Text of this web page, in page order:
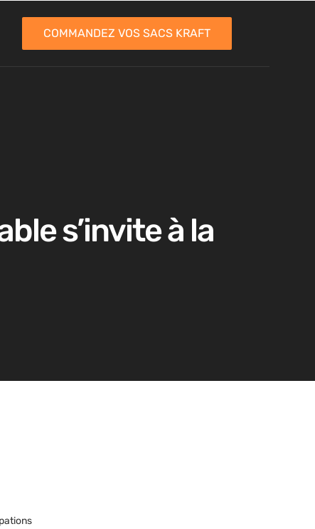
COMMANDEZ VOS SACS KRAFT
s’invite à la